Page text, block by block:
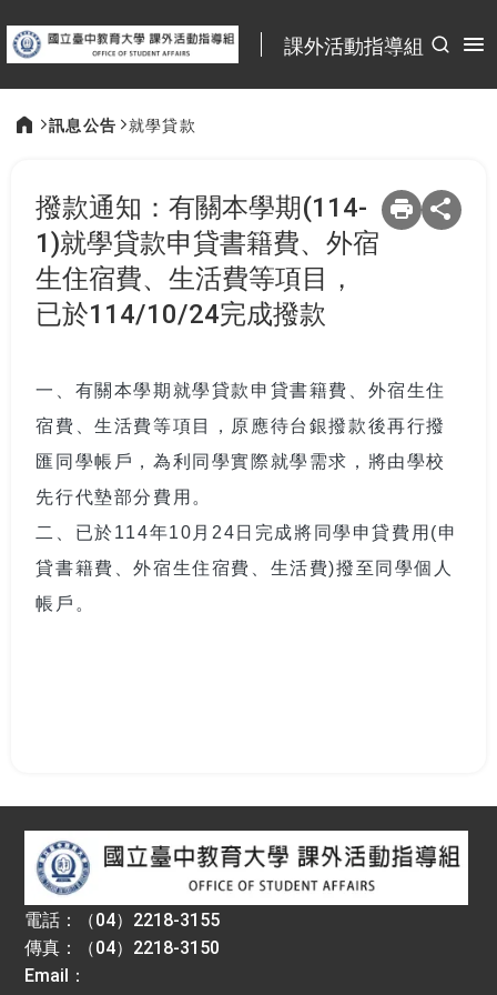
課外活動指導組
訊息公告 就學貸款
撥款通知：有關本學期(114-
1)就學貸款申貸書籍費、外宿
生住宿費、生活費等項目，
已於114/10/24完成撥款
一、有關本學期就學貸款申貸書籍費、外宿生住
宿費、生活費等項目，原應待台銀撥款後再行撥
匯同學帳戶，為利同學實際就學需求，將由學校
先行代墊部分費用。
二、已於114年10月24日完成將同學申貸費用(申
貸書籍費、外宿生住宿費、生活費)撥至同學個人
帳戶。
電話：（04）2218-3155
傳真：（04）2218-3150
Email：